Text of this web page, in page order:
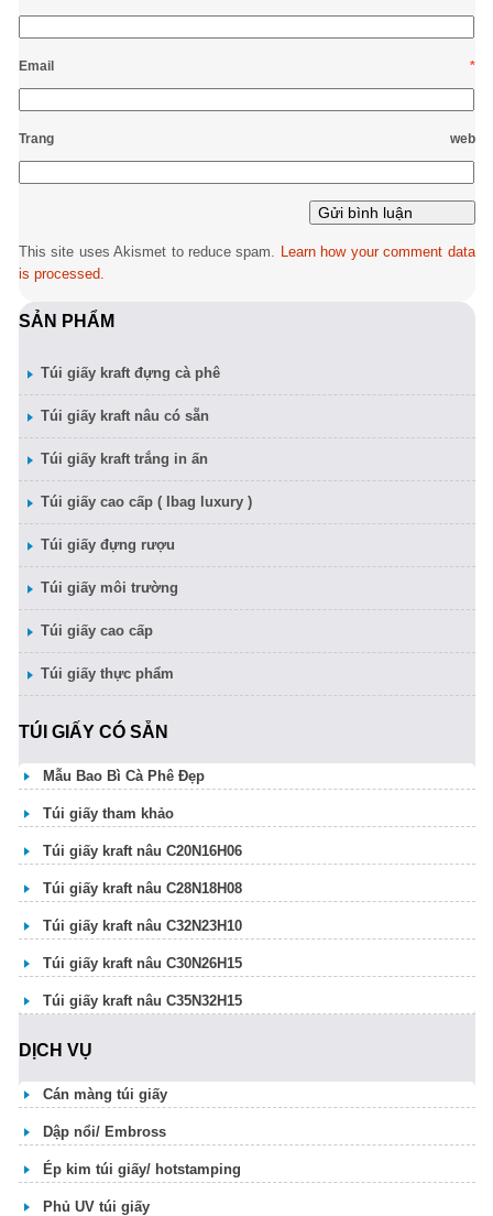
Email *
Trang web
This site uses Akismet to reduce spam.
Learn how your comment data
is processed.
SẢN PHẨM
Túi giấy kraft đựng cà phê
Túi giấy kraft nâu có sẵn
Túi giấy kraft trắng in ấn
Túi giấy cao cấp ( Ibag luxury )
Túi giấy đựng rượu
Túi giấy môi trường
Túi giấy cao cấp
Túi giấy thực phẩm
TÚI GIẤY CÓ SẴN
Mẫu Bao Bì Cà Phê Đẹp
Túi giấy tham khảo
Túi giấy kraft nâu C20N16H06
Túi giấy kraft nâu C28N18H08
Túi giấy kraft nâu C32N23H10
Túi giấy kraft nâu C30N26H15
Túi giấy kraft nâu C35N32H15
DỊCH VỤ
Cán màng túi giấy
Dập nổi/ Embross
Ép kim túi giấy/ hotstamping
Phủ UV túi giấy